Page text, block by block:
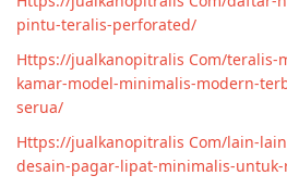
pintu-teralis-perforated/
Https://jualkanopitralis Com/
kamar-model-minimalis-modern-
serua/
Https://jualkanopitralis Com/lain-
desain-pagar-lipat-minimalis-